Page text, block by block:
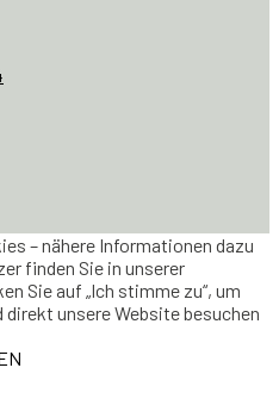
– nähere Informationen dazu
finden Sie in unserer
Sie auf „Ich stimme zu“, um
unsere Website besuchen